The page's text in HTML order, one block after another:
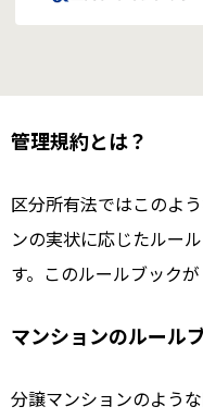
管理規約とは？
区分所有法ではこのよ
ンの実状に応じたルー
す。このルールブックが
マンションのルール
分譲マンションのよう